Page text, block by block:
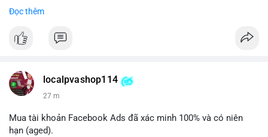
- Hồ sơ hoàn chỉnh, giảm nguy cơ bị khóa
✈️ Telegram: @localpvashop
📧 Email: localpvashop@gmail.com
Đọc thêm
localpvashop114
27 m
Mua tài khoản Facebook Ads đã xác minh 100% và có niên
hạn (aged).